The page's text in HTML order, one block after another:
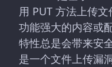
用 PUT 方法上传
功能强大的内容或
特性总是会带来安
是一个文件上传漏